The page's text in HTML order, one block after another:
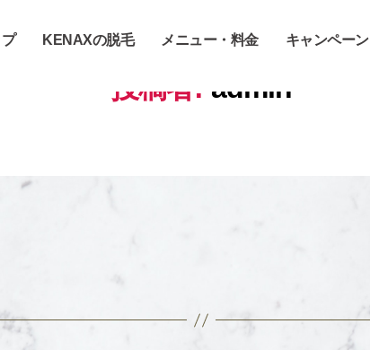
KENAXの脱毛 メニュー・料金 キャンペーン
投稿者: admin